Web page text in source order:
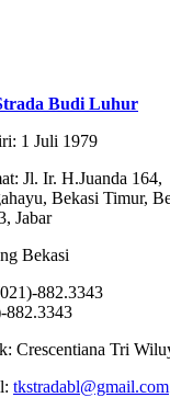
Budi Luhur
1 Juli 1979
Jl. Ir. H.Juanda 164,
Bekasi Timur,
Jabar
Bekasi
882.3343
882.3343
Crescentiana Tri
tkstradabl@gmail.com